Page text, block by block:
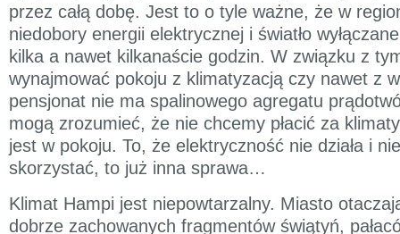
przez całą dobę. Jest to o tyle ważne, że w
niedobory energii elektrycznej i światło
kilka a nawet kilkanaście godzin. W związku z
wynajmować pokoju z klimatyzacją czy nawet z
pensjonat nie ma spalinowego agregatu
mogą zrozumieć, że nie chcemy płacić za
jest w pokoju. To, że elektryczność nie działa i
skorzystać, to już inna sprawa…
Klimat Hampi jest niepowtarzalny. Miasto
dobrze zachowanych fragmentów świątyń,